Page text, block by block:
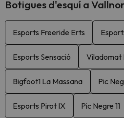
Botigues d'esquí a
Esports Freeride Erts
Esports Sensació Viladomat
Bigfoot1 La Massana Pic
Esports Pirot IX Pic Negre 11